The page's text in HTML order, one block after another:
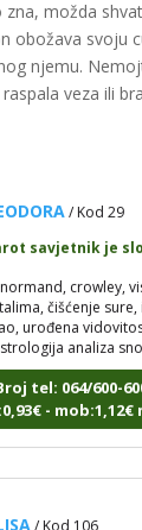
zna, možda
obožava svoju
njemu.
veza ili
bojama,
energijama
tel: 064/600-
- mob:1,12€
/ Kod 29
savjetnik je
crowley,
čišćenje
urođena
analiza
tel: 064/600-
- mob:1,12€
/ Kod 106